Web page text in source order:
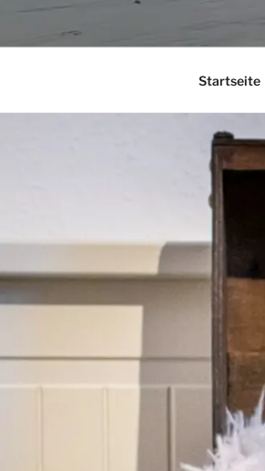
Startseite